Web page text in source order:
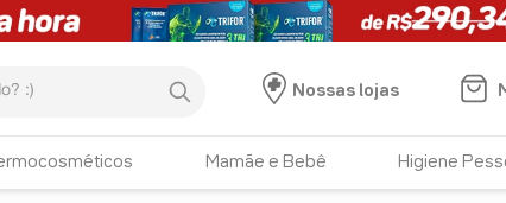
Nossas lojas
Mamãe e Bebê Higiene